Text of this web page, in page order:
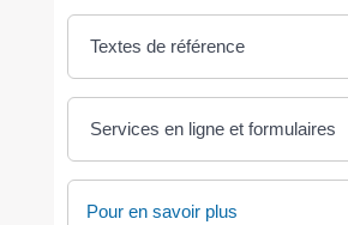
Textes de référence
Services en ligne et formulaires
Pour en savoir plus